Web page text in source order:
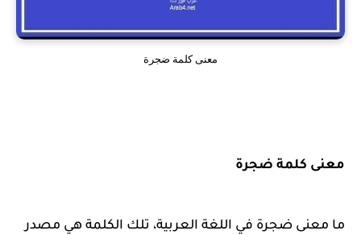
معنى كلمة ضجرة
معنى كلمة ضجرة
ما معنى ضجرة في اللغة العربية، تلك الكلمة هي مصدر